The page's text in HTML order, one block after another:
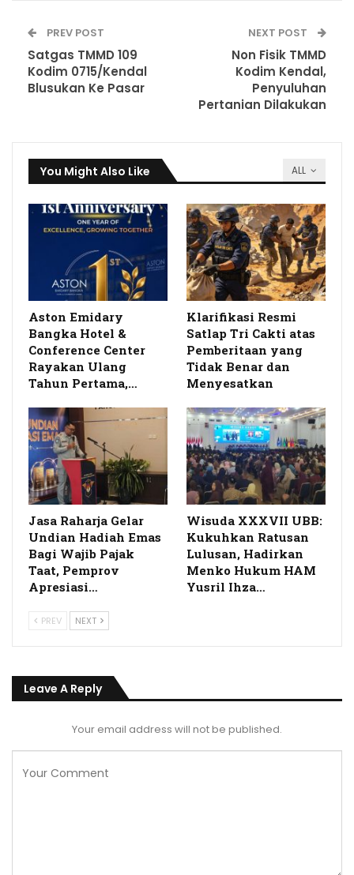
PREV POST
Satgas TMMD 109
Kodim 0715/Kendal
Blusukan Ke Pasar
NEXT POST
Non Fisik TMMD
Kodim Kendal,
Penyuluhan
Pertanian Dilakukan
ALL
You Might Also Like
Aston Emidary
Bangka Hotel &
Conference Center
Rayakan Ulang
Tahun Pertama,…
Klarifikasi Resmi
Satlap Tri Cakti atas
Pemberitaan yang
Tidak Benar dan
Menyesatkan
Jasa Raharja Gelar
Undian Hadiah Emas
Bagi Wajib Pajak
Taat, Pemprov
Apresiasi…
Wisuda XXXVII UBB:
Kukuhkan Ratusan
Lulusan, Hadirkan
Menko Hukum HAM
Yusril Ihza…
PREV NEXT
Leave A Reply
Your email address will not be published.